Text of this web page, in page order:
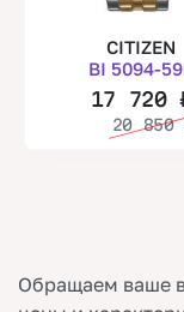
CITIZEN
BI 5094-
17 720
20 850
Обращаем ваше